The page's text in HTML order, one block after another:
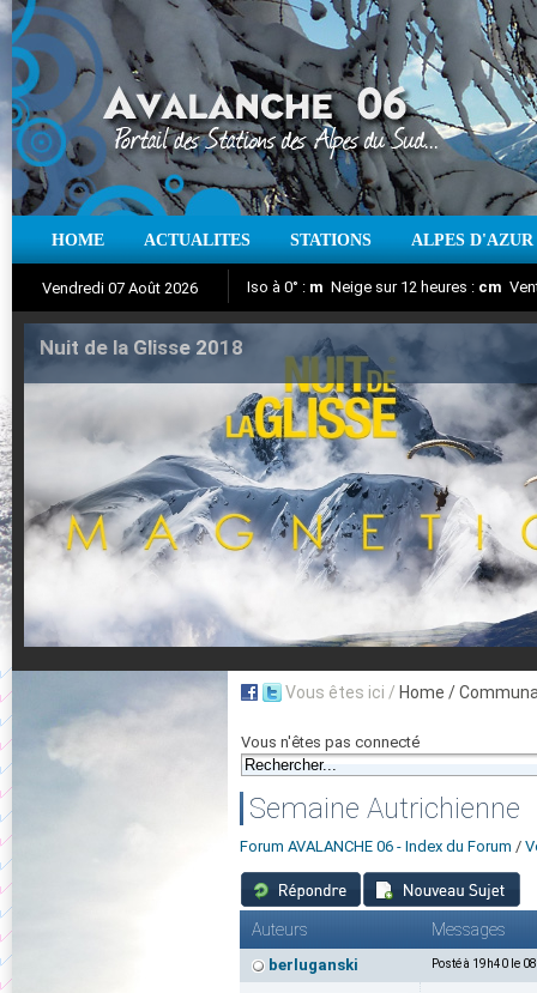
HOME ACTUALITES STATIONS ALPES D'AZUR
Vendredi 07 Août 2026
Aujourd'hui : T° Min : °C T° Max :°C
Iso à 0° : m Neige sur 12 heures : cm
Suivez en direct l'actualité des stations
Nuit de la Glisse 2018
Vous êtes ici / Home /
Vous n'êtes pas connecté
Semaine Autrichienne
Forum AVALANCHE 06 - Index du Forum /
Auteurs Messages
berluganski Posté à 19h40 le